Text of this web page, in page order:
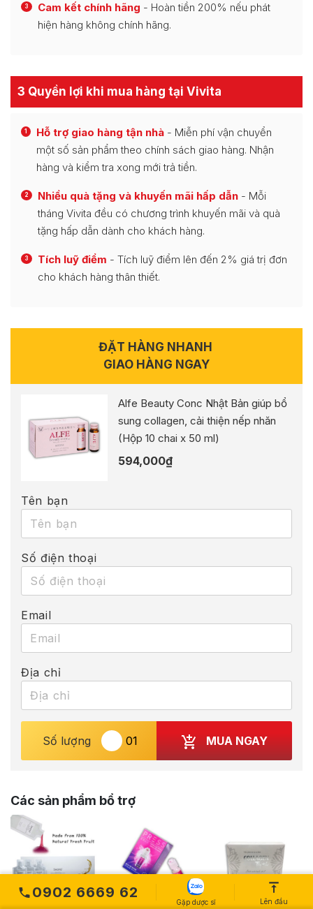
3 Cam kết chính hãng - Hoàn tiền 200% nếu phát
hiện hàng không chính hãng.
3 Quyền lợi khi mua hàng tại Vivita
1 Hỗ trợ giao hàng tận nhà - Miễn phí vận chuyển
một số sản phẩm theo chính sách giao hàng. Nhận
hàng và kiểm tra xong mới trả tiền.
2 Nhiều quà tặng và khuyến mãi hấp dẫn - Mỗi
tháng Vivita đều có chương trình khuyến mãi và quà
tặng hấp dẫn dành cho khách hàng.
3 Tích luỹ điểm - Tích luỹ điểm lên đến 2% giá trị đơn
cho khách hàng thân thiết.
ĐẶT HÀNG NHANH
GIAO HÀNG NGAY
Alfe Beauty Conc Nhật Bản giúp bổ
sung collagen, cải thiện nếp nhăn
(Hộp 10 chai x 50 ml)
594,000₫
Tên bạn
Số điện thoại
Email
Địa chỉ
Số lượng MUA NGAY
Các sản phẩm bổ trợ
0902 6669 62
Gặp dược sĩ Lên đầu